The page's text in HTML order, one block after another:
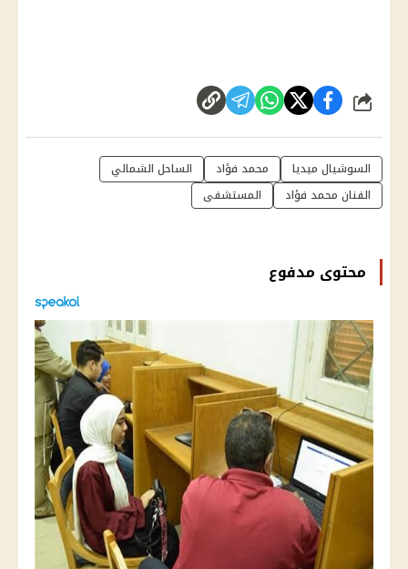
شارك
السوشيال ميديا محمد فؤاد
الساحل الشمالي
الفنان محمد فؤاد
المستشفى
محتوى مدفوع